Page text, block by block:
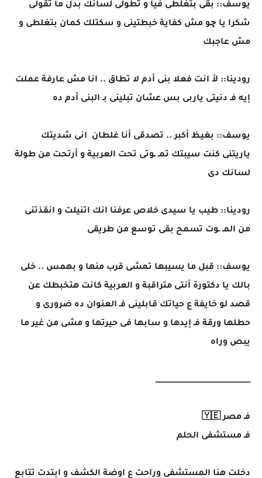
يوسف:: بقى بتغلطى فيا و تطولى لسانك بدل ما تقولى
شكرا يا چو مش كفاية خبطتينى و سكتلك كمان بتغلطى و
مش عاجبك
رودينا:: لأ انت فعلا بنى أدم لا تطاق .. انا مش عارفة عملت
إيه فـ دنيتى ياربى بس عشان تبلينى بـ البنى أدم ده
يوسف:: بغيظ أكبر .. تصدقى أنا غلطان انى شديتك
ياريتنى كنت سيبتك تمـ ـوتى تحت العربية و أرتحت من طولة
لسانك دى
رودينا:: طيب يا سيدى خلاص عرفنا انك اتنيلت و انقذتنى
من المـ ـوت تسمح بقى توسع من طريقى
يوسف:: قبل ما يسيبها تمشى قرب منها و بهمس .. خلى
بالك يا دكتورة أنتى متراقبة و العربية كانت هتخبطك عن
قصد لو خايفة ع حياتك قابلينى فـ العنوان ده ضرورى و
حطلها ورقة فـ إيدها و سابها فى حيرتها و مشى من غير ما
يبص وراه
___________________________
فـ مصر 🇾🇪
فـ مستشفى الحلم
دخلت هنا المستشفى وراحت ع اوضة الكشف و ابتدت تتابع